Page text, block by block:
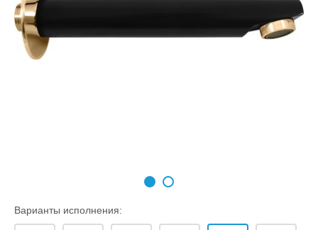
Варианты исполнения: